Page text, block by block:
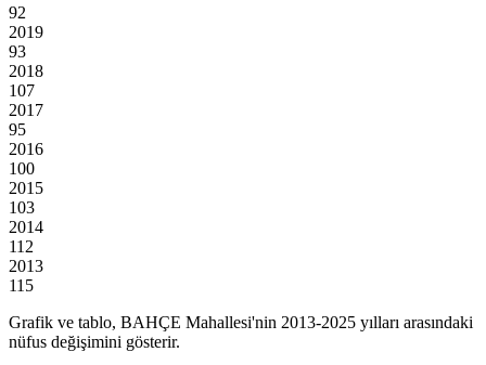
92
2019
93
2018
107
2017
95
2016
100
2015
103
2014
112
2013
115
Grafik ve tablo, BAHÇE Mahallesi'nin 2013-2025 yılları arasındaki
nüfus değişimini gösterir.